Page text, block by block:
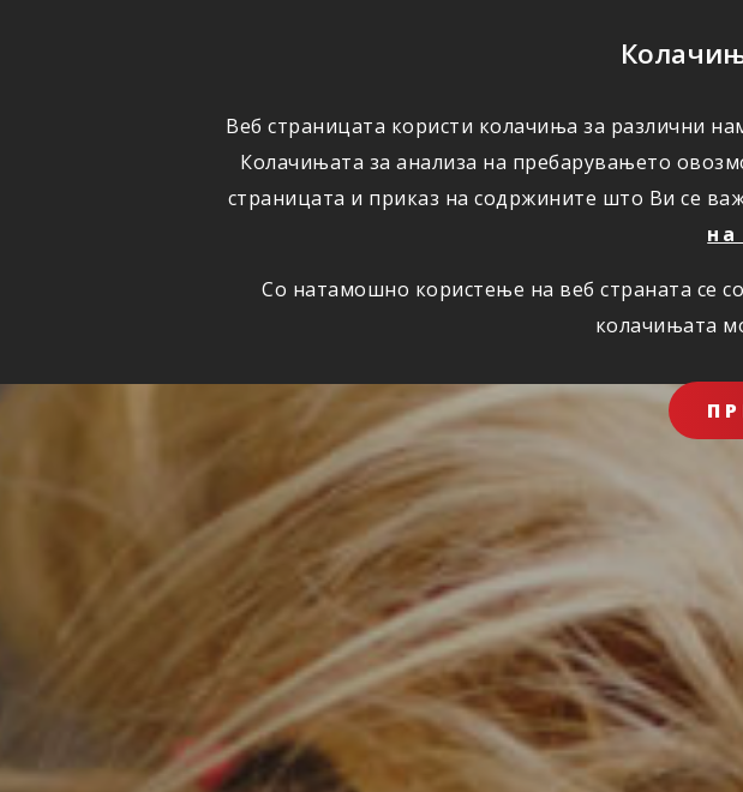
Веб страницата користи колачиња за различни
Колачињата за анализа на пребарувањето
страницата и приказ на содржините што Ви се
Со натамошно користење на веб страната се
колачињата